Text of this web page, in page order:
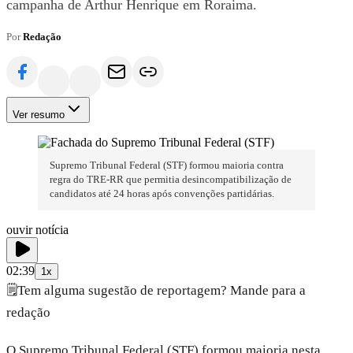
campanha de Arthur Henrique em Roraima.
PorRedação
Ver resumo
Supremo Tribunal Federal (STF) formou maioria contra
regra do TRE-RR que permitia desincompatibilização de
candidatos até 24 horas após convenções partidárias.
ouvir notícia
02:39 1x
🗒️Tem alguma sugestão de reportagem? Mande para a
redação
O Supremo Tribunal Federal (STF) formou maioria nesta